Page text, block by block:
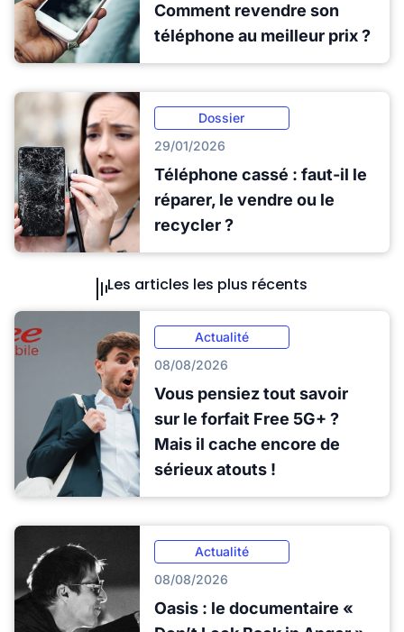
Comment revendre son
téléphone au meilleur prix ?
Dossier
29/01/2026
Téléphone cassé : faut-il le
réparer, le vendre ou le
recycler ?
Les articles les plus récents
Actualité
08/08/2026
Vous pensiez tout savoir
sur le forfait Free 5G+ ?
Mais il cache encore de
sérieux atouts !
Actualité
08/08/2026
Oasis : le documentaire «